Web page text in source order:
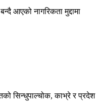
आएको नागरिकता मुद्दामा
सिन्धुपाल्चोक, काभ्रे र प्रदेश